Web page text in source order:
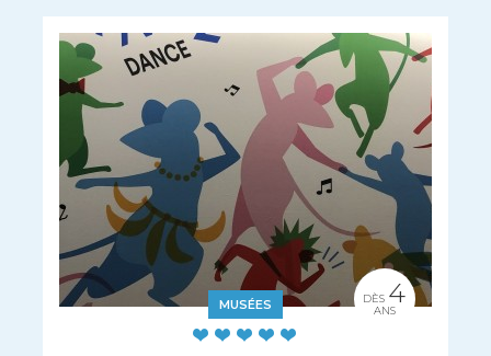
MUSÉES DÈS 4
ANS